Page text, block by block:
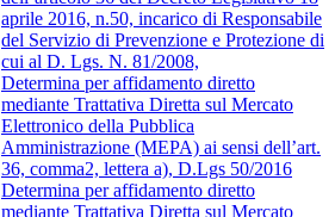
aprile 2016, n.50, incarico di Responsabile
del Servizio di Prevenzione e Protezione di
cui al D. Lgs. N. 81/2008,
Determina per affidamento diretto
mediante Trattativa Diretta sul Mercato
Elettronico della Pubblica
Amministrazione (MEPA) ai sensi dell’art.
36, comma2, lettera a), D.Lgs 50/2016
Determina per affidamento diretto
mediante Trattativa Diretta sul Mercato